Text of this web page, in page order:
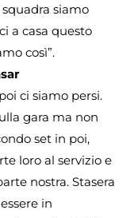
siamo
a casa questo
così”.
ci siamo persi.
gara ma non
set in poi,
loro al servizio e
nostra. Stasera
in